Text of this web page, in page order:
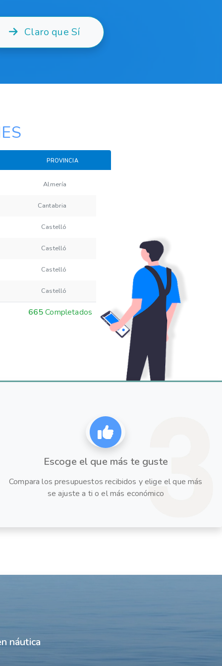
Claro que Sí
PROVINCIA
Almería
Cantabria
Castelló
Castelló
Castelló
Castelló
665Completados
Escoge el que más te guste
Compara los presupuestos recibidos y elige el que más
se ajuste a ti o el más económico
náutica